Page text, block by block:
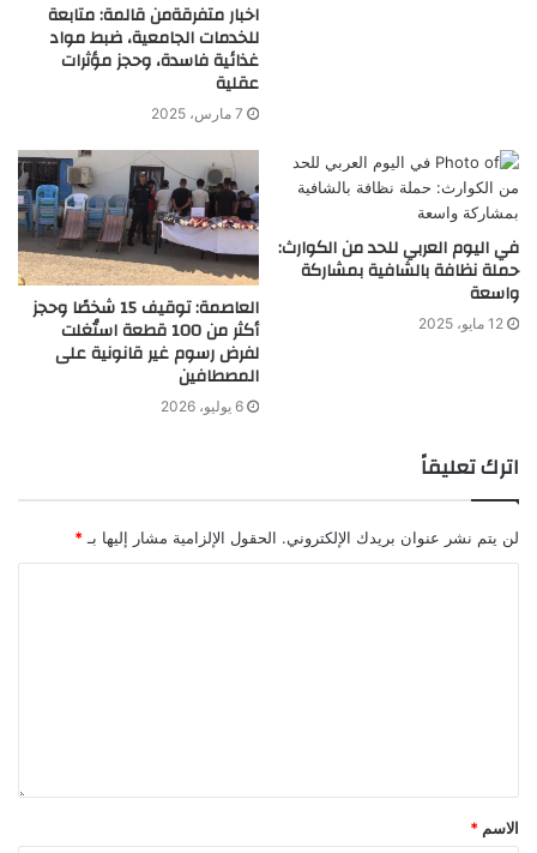
اخبار متفرقةمن قالمة: متابعة
للخدمات الجامعية، ضبط مواد
غذائية فاسدة، وحجز مؤثرات
عقلية
7 مارس، 2025
في اليوم العربي للحد من الكوارث:
حملة نظافة بالشافية بمشاركة
واسعة
12 مايو، 2025 العاصمة: توقيف 15 شخصًا وحجز
أكثر من 100 قطعة استُغلت
لفرض رسوم غير قانونية على
المصطافين
6 يوليو، 2026
اترك تعليقاً
لن يتم نشر عنوان بريدك الإلكتروني. الحقول الإلزامية مشار إليها بـ *
الاسم *